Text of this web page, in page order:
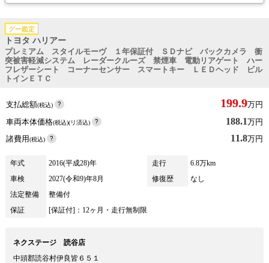
グー鑑定
トヨタ ハリアー
プレミアム スタイルモーヴ １年保証付 ＳＤナビ バックカメラ 衝
突被害軽減システム レーダークルーズ 禁煙車 電動リアゲート ハー
フレザーシート コーナーセンサー スマートキー ＬＥＤヘッド ビル
トインＥＴＣ
支払総額(税込) 199.9万円
車両本体価格(税込)(リ済込) 188.1万円
諸費用(税込) 11.8万円
年式 2016(平成28)年 走行
6.8万km
車検
2027(令和9)年8月 修復歴
なし
法定整備
整備付
保証
[保証付]：12ヶ月・走行無制限
ネクステージ 読谷店
中頭郡読谷村伊良皆６５１